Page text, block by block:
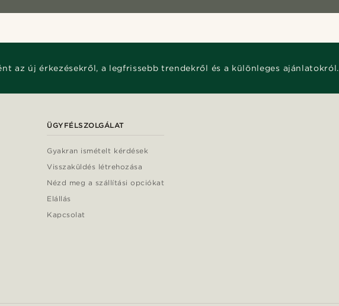
az új érkezésekről, a legfrissebb trendekről és a különleges ajánlatokról.
ÜGYFÉLSZOLGÁLAT
Gyakran ismételt kérdések
Visszaküldés létrehozása
Nézd meg a szállítási opciókat
Elállás
Kapcsolat